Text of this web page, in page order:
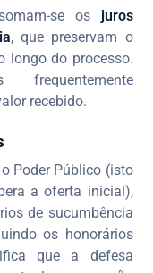
se os juros
, que preservam o
longo do processo.
frequentemente
recebido.
Poder Público (isto
a oferta inicial),
de sucumbência
os honorários
que a defesa